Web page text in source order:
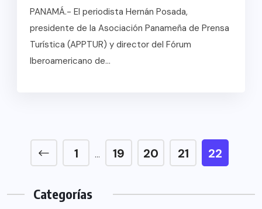
PANAMÁ.- El periodista Hernán Posada,
presidente de la Asociación Panameña de Prensa
Turística (APPTUR) y director del Fórum
Iberoamericano de...
1 … 19 20 21 22
Categorías